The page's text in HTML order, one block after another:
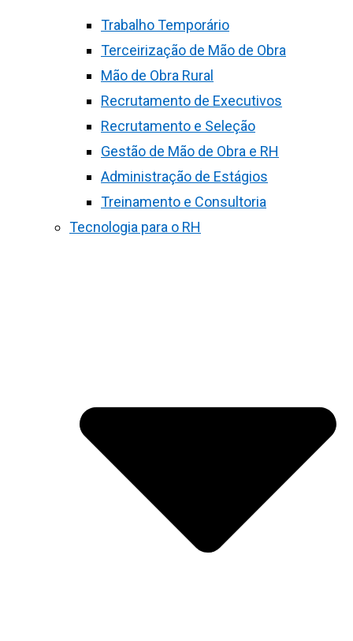
Trabalho Temporário
Terceirização de Mão de Obra
Mão de Obra Rural
Recrutamento de Executivos
Recrutamento e Seleção
Gestão de Mão de Obra e RH
Administração de Estágios
Treinamento e Consultoria
Tecnologia para o RH